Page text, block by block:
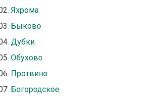
Яхрома
Быково
Дубки
Обухово
Протвино
Богородское